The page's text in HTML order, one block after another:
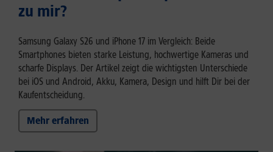
zu mir?
Samsung Galaxy S26 und iPhone 17 im Vergleich: Beide
Smartphones bieten starke Leistung, hochwertige Kameras und
scharfe Displays. Der Artikel zeigt die wichtigsten Unterschiede
bei iOS und Android, Akku, Kamera, Design und hilft Dir bei der
Kaufentscheidung.
Mehr erfahren